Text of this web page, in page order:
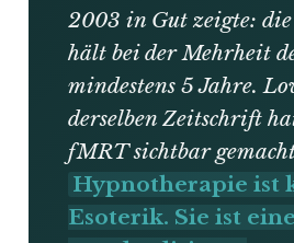
2003 in Gut zeigte:
hält bei der Mehrheit
mindestens 5 Jahre.
derselben Zeitschrift
fMRT sichtbar
Hypnotherapie ist
Esoterik. Sie ist eine